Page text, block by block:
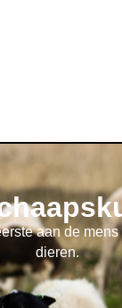
aan de
dieren.